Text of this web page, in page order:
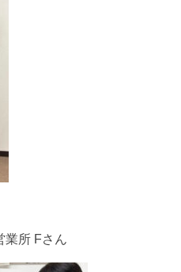
業所 Fさん